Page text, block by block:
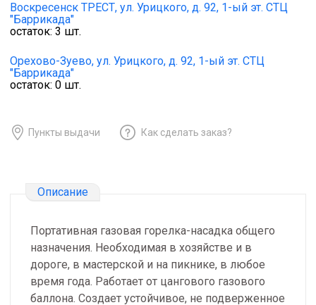
Воскресенск ТРЕСТ, ул. Урицкого, д. 92, 1-ый эт. СТЦ
"Баррикада"
остаток: 3 шт.
Орехово-Зуево, ул. Урицкого, д. 92, 1-ый эт. СТЦ
"Баррикада"
остаток: 0 шт.
Пункты выдачи Как сделать заказ?
Описание
Портативная газовая горелка-насадка общего
назначения. Необходимая в хозяйстве и в
дороге, в мастерской и на пикнике, в любое
время года. Работает от цангового газового
баллона. Создает устойчивое, не подверженное